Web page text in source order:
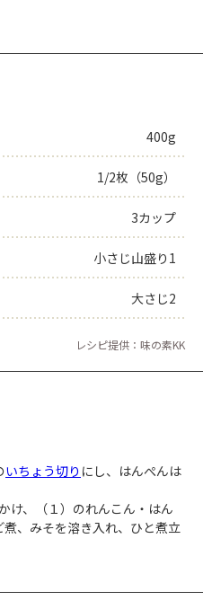
400g
1/2枚（50g）
3カップ
小さじ山盛り1
大さじ2
レシピ提供：味の素KK
いちょう切り にし、はんぺんは
け、（１）のれんこん・はん
、みそを溶き入れ、ひと煮立